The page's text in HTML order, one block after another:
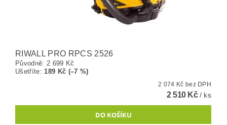
RIWALL PRO RPCS 2526
Původně: 2 699 Kč
Ušetříte:189 Kč (–7 %)
2 074 Kč bez DPH
2 510 Kč/ ks